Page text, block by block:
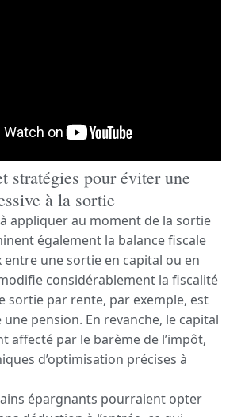
stratégies pour éviter une
à la sortie
appliquer au moment de la sortie
également la balance fiscale
entre une sortie en capital ou en
considérablement la fiscalité
sortie par rente, par exemple, est
pension. En revanche, le capital
affecté par le barème de l’impôt,
d’optimisation précises à
épargnants pourraient opter